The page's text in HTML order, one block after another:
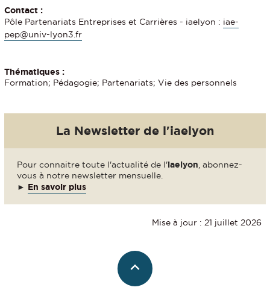
Contact :
Pôle Partenariats Entreprises et Carrières - iaelyon : iae-
pep@univ-lyon3.fr
Thématiques :
Formation; Pédagogie; Partenariats; Vie des personnels
La Newsletter de l'iaelyon
Pour connaitre toute l'actualité de l'iaelyon , abonnez-
vous à notre newsletter mensuelle.
► En savoir plus
Mise à jour : 21 juillet 2026